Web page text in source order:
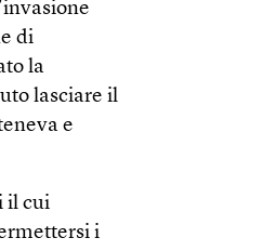
di
la
lasciare il
e
il cui
i